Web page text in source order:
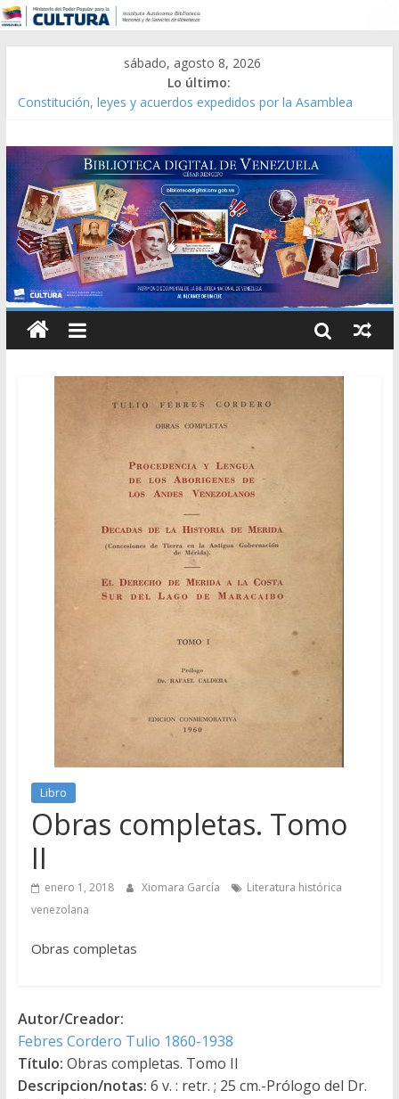
sábado, agosto 8, 2026
Lo último:
Constitución, leyes y acuerdos expedidos por la Asamblea
Modesta Bor Sánchez [material gráfico]
Gaceta Oficial de la República de Venezuela año CXXXIII Mes V,
Caracas 09 de marzo de 2006 N° 38.394
Catálogo temático de obras de Modesta Bor
Libro
Obras completas. Tomo
II
enero 1, 2018 Xiomara García
Literatura histórica
venezolana
Obras completas
Autor/Creador:
Febres Cordero Tulio 1860-1938
Título: Obras completas. Tomo II
Descripcion/notas: 6 v. : retr. ; 25 cm.-Prólogo del Dr.